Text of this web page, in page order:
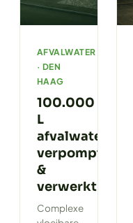
AFVALWATER
· DEN
HAAG
100.000
L
afvalwater
verpompt
&
verwerkt
Complexe